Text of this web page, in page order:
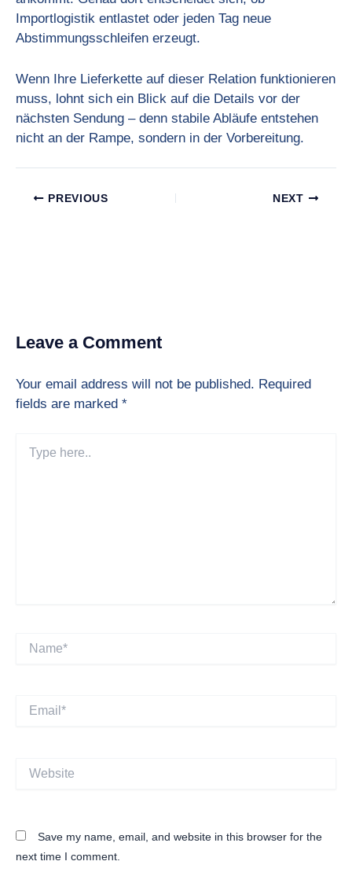
Importlogistik entlastet oder jeden Tag neue
Abstimmungsschleifen erzeugt.
Wenn Ihre Lieferkette auf dieser Relation funktionieren
muss, lohnt sich ein Blick auf die Details vor der
nächsten Sendung – denn stabile Abläufe entstehen
nicht an der Rampe, sondern in der Vorbereitung.
PREVIOUS NEXT
Leave a Comment
Your email address will not be published. Required
fields are marked *
here..
Email*
Save my name, email, and website in this browser for the
next time I comment.